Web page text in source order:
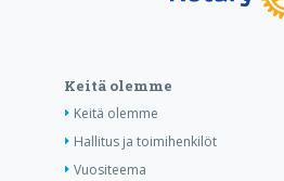
Keitä olemme
Keitä olemme
Hallitus ja toimihenkilöt
Vuositeema